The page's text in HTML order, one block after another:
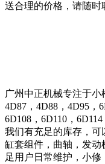
送合理的价格，请随时
广州中正机械专注于小
4D87，4D88，4D95，
6D108，6D110，
我们有充足的库存，可
缸套组件，曲轴，发
足用户日常维护，小